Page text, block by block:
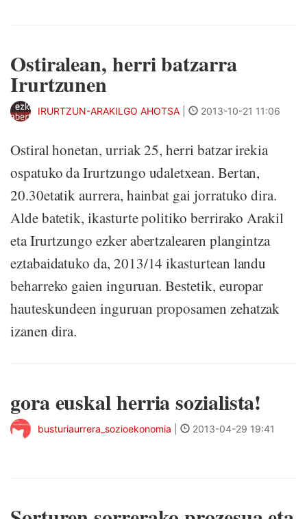
Ostiralean, herri batzarra
Irurtzunen
IRURTZUN-ARAKILGO AHOTSA 2013-10-21 11:06
Ostiral honetan, urriak 25, herri batzar irekia
ospatuko da Irurtzungo udaletxean. Bertan,
20.30etatik aurrera, hainbat gai jorratuko dira.
Alde batetik, ikasturte politiko berrirako Arakil
eta Irurtzungo ezker abertzalearen plangintza
eztabaidatuko da, 2013/14 ikasturtean landu
beharreko gaien inguruan. Bestetik, europar
hauteskundeen inguruan proposamen zehatzak
izanen dira.
gora euskal herria sozialista!
busturiaurrera_sozioekonomia 2013-04-29 19:41